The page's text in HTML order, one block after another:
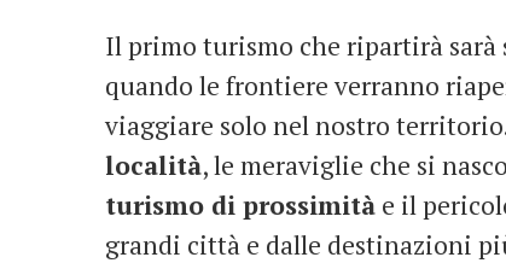
Il primo turismo che ripartirà
quando le frontiere verranno
viaggiare solo nel nostro
località, le meraviglie che si
turismo di prossimità e il
grandi città e dalle destinazioni